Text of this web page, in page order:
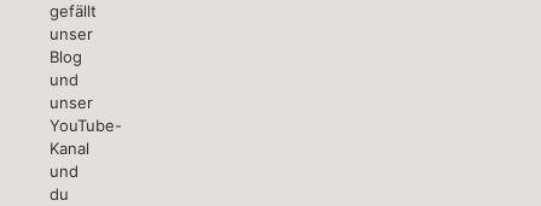
gefällt
unser
Blog
und
unser
YouTube-
Kanal
und
du